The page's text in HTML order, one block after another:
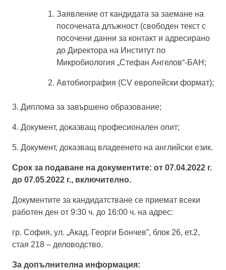
Заявление от кандидата за заемане на
посочената длъжност (свободен текст с
посочени данни за контакт и адресирано
до Директора на Институт по
Микробиология „Стефан Ангелов“-БАН ;
Автобиография (CV европейски формат);
3. Диплома за завършено образование;
4. Документ, доказващ професионален опит;
5. Документ, доказващ владеенето на английски език.
Срок за подаване на документите: от 07.04.2022 г.
до 07.05.2022 г., включително.
Документите за кандидатстване се приемат всеки
работен ден от 9:30 ч. до 16:00 ч. на адрес:
гр. София, ул. „Акад. Георги Бончев”, блок 26, ет.2,
стая 218 – деловодство.
За допълнителна информация: